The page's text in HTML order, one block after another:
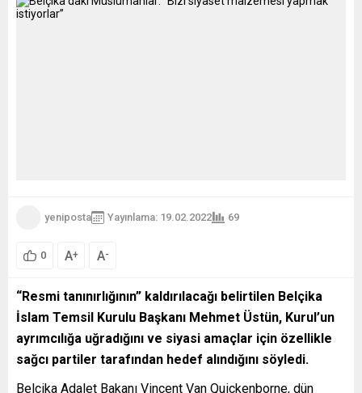
yeniposta Yayınlama: 19.02.2022 69
0 A+ A-
“Resmi tanınırlığının” kaldırılacağı belirtilen Belçika
İslam Temsil Kurulu Başkanı Mehmet Üstün, Kurul’un
ayrımcılığa uğradığını ve siyasi amaçlar için özellikle
sağcı partiler tarafından hedef alındığını söyledi.
Belçika Adalet Bakanı Vincent Van Quickenborne, dün